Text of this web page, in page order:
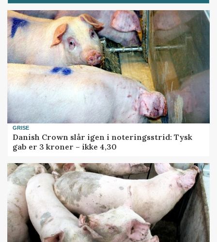
GRISE
Danish Crown slår igen i noteringsstrid: Tysk
gab er 3 kroner – ikke 4,30